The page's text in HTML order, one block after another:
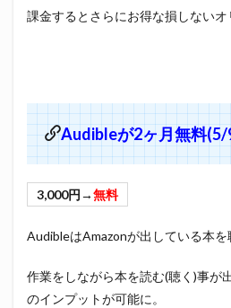
課金するとさらにお得な損しない
Audibleが2ヶ月無料(5/
3,000円→無料
AudibleはAmazonが出している本を
作業をしながら本を読む(聴く)事が
のインプットが可能に。